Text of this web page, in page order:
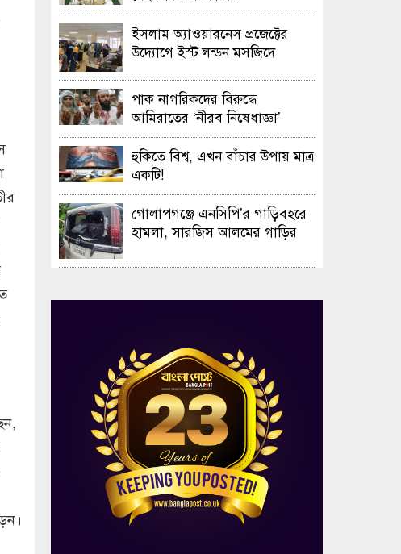
ইসলাম অ্যাওয়ারনেস প্রজেক্টের
উদ্যোগে ইস্ট লন্ডন মসজিদে
ও এক্সিবিশন
পাক নাগরিকদের বিরুদ্ধে
আমিরাতের ‘নীরব নিষেধাজ্ঞা’
হুকিতে বিশ্ব, এখন বাঁচার উপায় মাত্র
একটি!
গোলাপগঞ্জে এনসিপি’র গাড়িবহরে
হামলা, সারজিস আলমের গাড়ির